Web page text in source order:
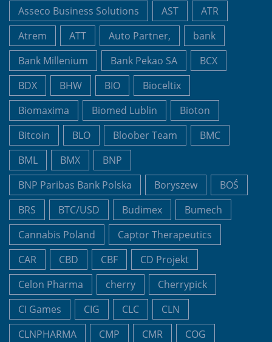
Asseco Business Solutions
AST
ATR
Atrem
ATT Auto Partner,
bank
Bank Millenium
Bank Pekao SA
BCX
BDX
BHW BIO
Bioceltix
Biomaxima
Biomed Lublin
Bioton
Bitcoin
BLO Bloober Team
BMC
BML
BMX
BNP
BNP Paribas Bank Polska
Boryszew
BOŚ
BRS
BTC/USD Budimex
Bumech
Cannabis Poland
Captor Therapeutics
CAR
CBD CBF
CD Projekt
Celon Pharma
cherry
Cherrypick
CI Games
CIG CLC
CLN
CLNPHARMA
CMP CMR
COG